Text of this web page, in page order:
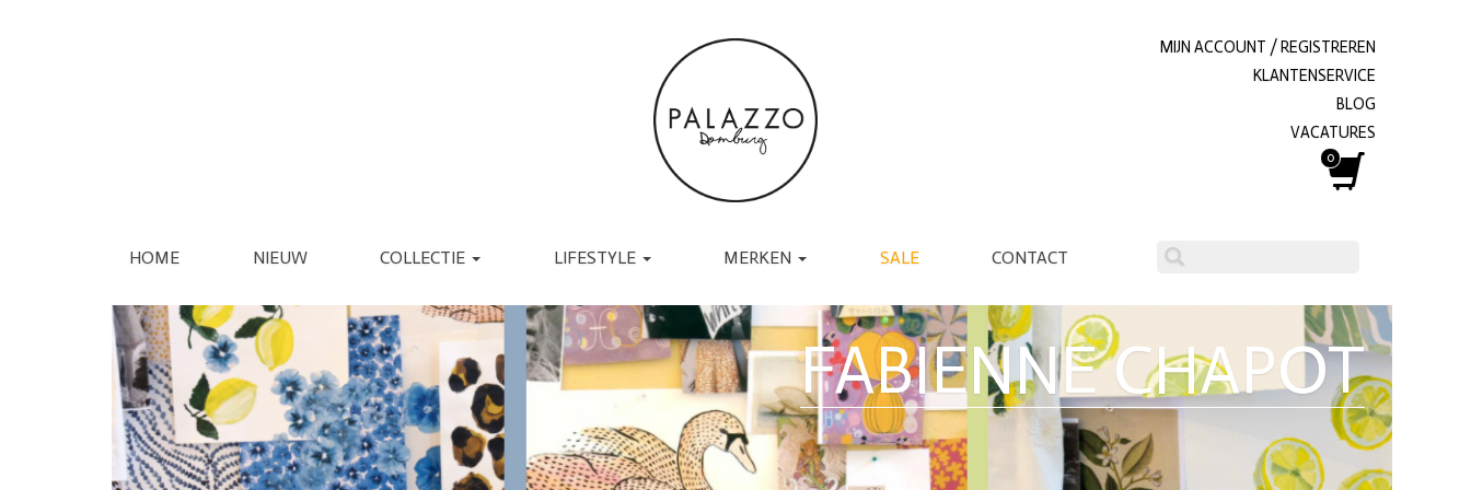
MIJN ACCOUNT / REGISTREREN
KLANTENSERVICE
BLOG
VACATURES
0
HOME NIEUW COLLECTIE
JASSEN
REGENJASSEN
BLAZERS
GILETS
JURKEN
JUMPSUITS
PANTALONS
ESPADRILLE
LAARS
LOAFER
PANTOFFEL
PUMP
SANDAAL
SNEAKER
TASSEN
RIEMEN
SJAALS
HANDSCHOENEN
SOKKEN
BRILLEN
UGG
JAPAN TKY
COPENHAGEN
RABENS SALONER
BY-BAR
DANTE6
LIFESTYLE
VERZORGING INTERIEUR CADEAU
MERKEN SALE CONTACT
FABIENNE CHAPOT